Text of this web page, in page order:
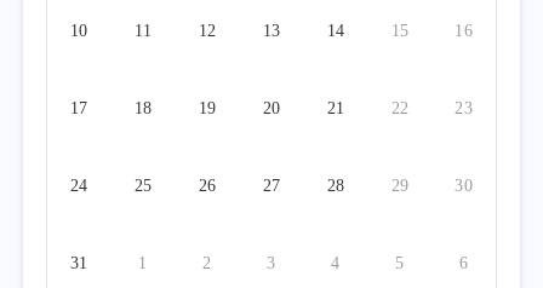
10 11 12 13 14 15 16
17 18 19 20 21 22 23
24 25 26 27 28 29 30
31 1 2 3 4 5 6